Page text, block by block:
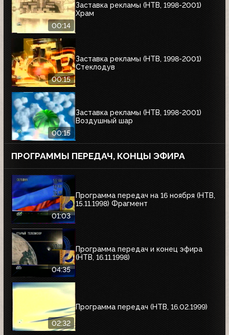
00:14
Заставка рекламы (НТВ, 1998-2001)
Храм
00:15
Заставка рекламы (НТВ, 1998-2001)
Стеклодув
00:15
Заставка рекламы (НТВ, 1998-2001)
Воздушный шар
ПРОГРАММЫ ПЕРЕДАЧ, КОНЦЫ ЭФИРА
01:03
Программа передач на 16 ноября (НТВ,
15.11.1998) Фрагмент
04:35
Программа передач и конец эфира
(НТВ, 16.11.1998)
02:32
Программа передач (НТВ, 16.02.1999)